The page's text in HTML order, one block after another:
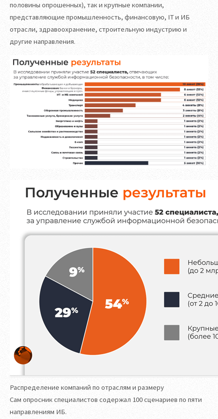
половины опрошенных), так и крупные компании,
представляющие промышленность, финансовую, IT и ИБ
отрасли, здравоохранение, строительную индустрию и
другие направления.
Распределение компаний по отраслям и размеру
Сам опросник специалистов содержал 100 сценариев по пяти
направлениям ИБ.